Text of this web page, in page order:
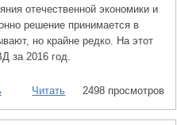
отечественной экономики и
решение принимается в
но крайне редко. На этот
за 2016 год.
Читать 2498 просмотров